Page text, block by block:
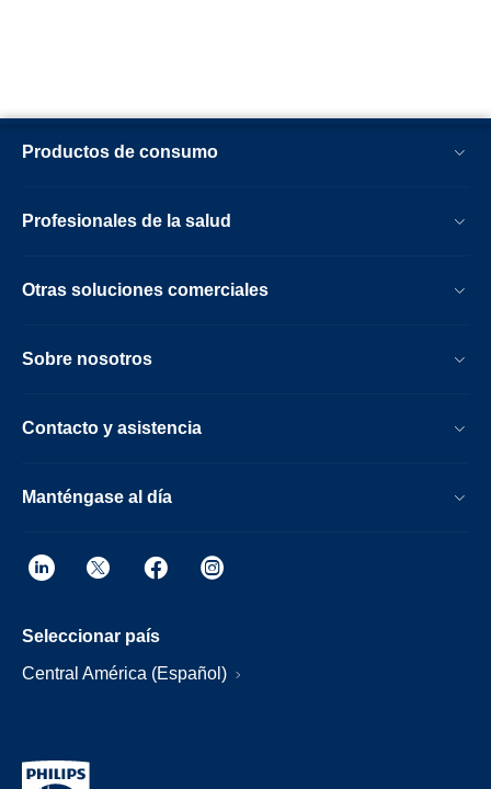
Productos de consumo
Profesionales de la salud
Otras soluciones comerciales
Sobre nosotros
Contacto y asistencia
Manténgase al día
Seleccionar país
Central América (Español)